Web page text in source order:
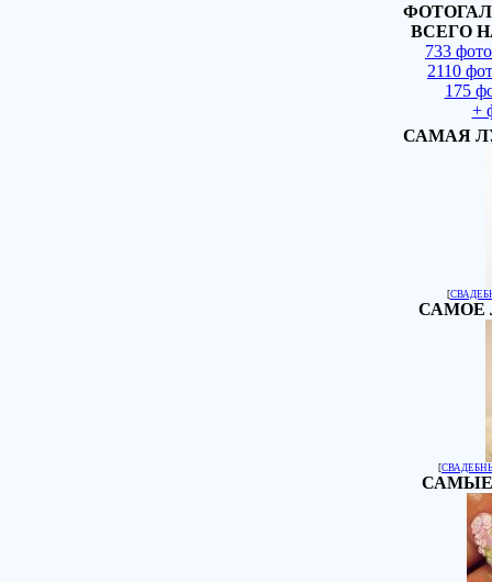
ВСЕГО
733
2110
175
+
САМАЯ
[
САМОЕ
[